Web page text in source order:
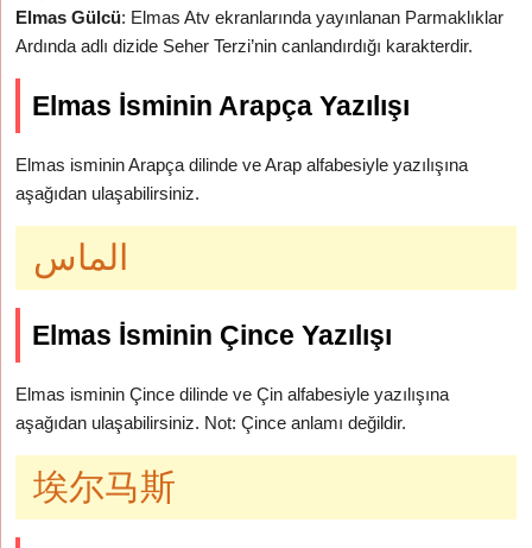
Elmas Gülcü: Elmas Atv ekranlarında yayınlanan Parmaklıklar
Ardında adlı dizide Seher Terzi’nin canlandırdığı karakterdir.
Elmas İsminin Arapça Yazılışı
Elmas isminin Arapça dilinde ve Arap alfabesiyle yazılışına
aşağıdan ulaşabilirsiniz.
الماس
Elmas İsminin Çince Yazılışı
Elmas isminin Çince dilinde ve Çin alfabesiyle yazılışına
aşağıdan ulaşabilirsiniz. Not: Çince anlamı değildir.
埃尔马斯